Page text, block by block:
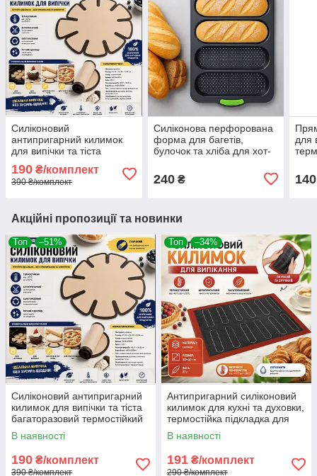
Силіконовий
антипригарний килимок
для випічки та тіста
термостійкий килимок для
духовки
190 ₴/комплект
390 ₴/комплект
Силіконова перфорована
форма для багетів,
булочок та хліба для хот-
240₴
для
140
Акційні пропозиції та новинки
Топ –51%
Силіконовий антипригарний
килимок для випічки та тіста
багаторазовий термостійкий
килимок для духовки
В наявності
190 ₴/комплект
390 ₴/комплект
Топ –34%
Антипригарний силіконовий
килимок для кухні та духовки,
термостійка підкладка для
випікання, запікання, роботи
з тістом
В наявності
191 ₴/комплект
290 ₴/комплект